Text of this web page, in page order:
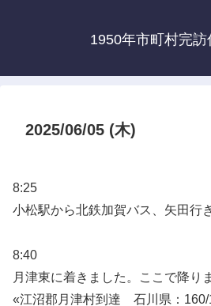
1950年市町村完
2025/06/05 (木)
8:25
小松駅から北鉄加賀バス、矢田行
8:40
月津東に着きました。ここで降り
«江沼郡月津村到達 石川県：160/